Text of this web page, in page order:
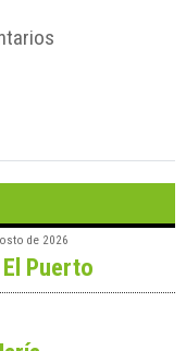
de 2026
Puerto